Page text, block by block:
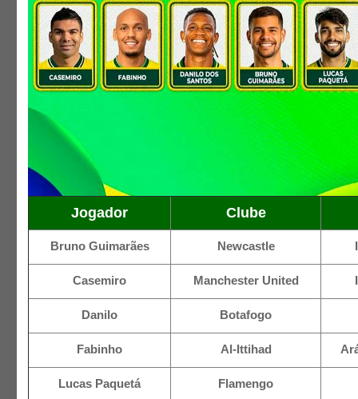
Jogador Clube
Bruno Guimarães Newcastle
Casemiro Manchester United
Danilo Botafogo
Fabinho Al-Ittihad
Lucas Paquetá Flamengo